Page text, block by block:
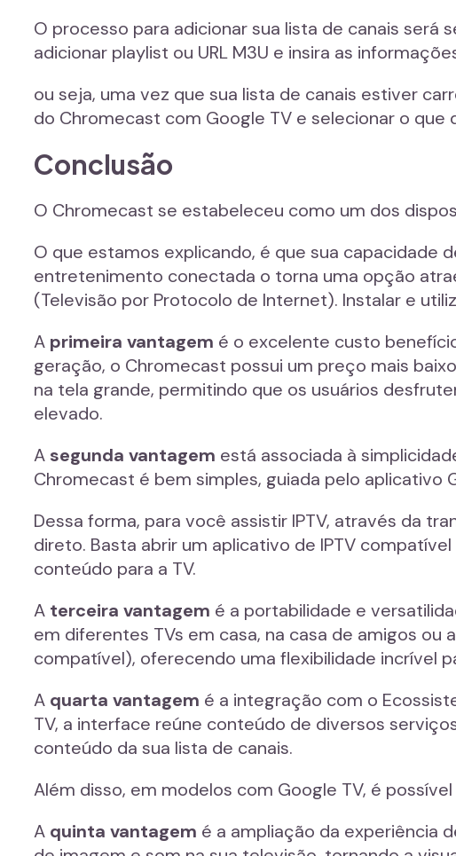
O processo para adicionar sua lista de canais
adicionar playlist ou URL M3U e insira as
ou seja, uma vez que sua lista de canais estiver
do Chromecast com Google TV e selecionar o que
Conclusão
O Chromecast se estabeleceu como um dos
O que estamos explicando, é que sua capacidade
entretenimento conectada o torna uma opção
(Televisão por Protocolo de Internet). Instalar e
A primeira vantagem é o excelente custo
geração, o Chromecast possui um preço mais
na tela grande, permitindo que os usuários
elevado.
A segunda vantagem está associada à
Chromecast é bem simples, guiada pelo aplicativo
Dessa forma, para você assistir IPTV, através da
direto. Basta abrir um aplicativo de IPTV
conteúdo para a TV.
A terceira vantagem é a portabilidade e
em diferentes TVs em casa, na casa de amigos
compatível), oferecendo uma flexibilidade incrível
A quarta vantagem é a integração com o
TV, a interface reúne conteúdo de diversos
conteúdo da sua lista de canais.
Além disso, em modelos com Google TV, é
A quinta vantagem é a ampliação da experiência